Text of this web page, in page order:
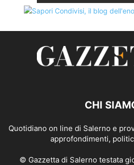
CHI
Quotidiano on line di Salerno e
approfondimenti,
© Gazzetta di Salerno testata